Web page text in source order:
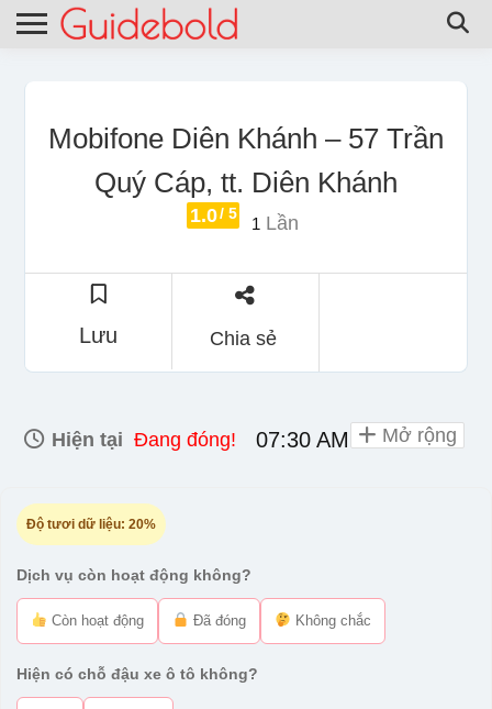
Mobifone Diên Khánh – 57 Trần
Quý Cáp, tt. Diên Khánh
1.0/ 5
1 Lần
Lưu Chia sẻ
Hiện tại Đang đóng! 07:30 AM - 08:00 PM
Độ tươi dữ liệu: 20%
Dịch vụ còn hoạt động không?
Còn hoạt động Đã đóng Không chắc
Hiện có chỗ đậu xe ô tô không?
Mở rộng